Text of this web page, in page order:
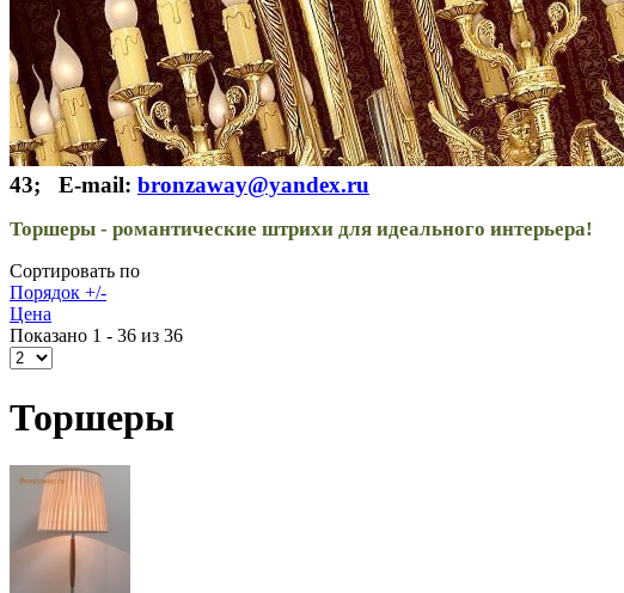
43; E-mail: bronzaway@yandex.ru
Торшеры - романтические штрихи для идеального интерьера!
Сортировать по
Порядок +/-
Цена
Показано 1 - 36 из 36
Торшеры